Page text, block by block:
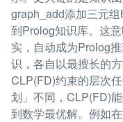
graph_add添加三元
到Prolog知识库。这
实，自动成为Prolog
识，各自以最擅长的
CLP(FD)约束的层次
划」不同，CLP(FD)
到数学最优解。例如